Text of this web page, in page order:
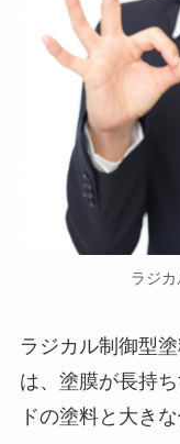
ラジ
ラジカル制御型
は、塗膜が長持
ドの塗料と大き